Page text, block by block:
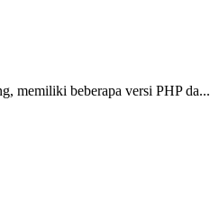
memiliki beberapa versi PHP da...